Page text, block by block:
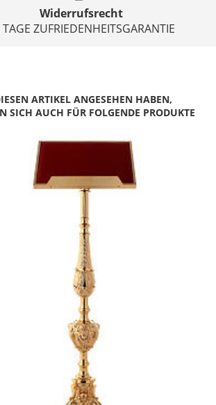
Widerrufsrecht
ZUFRIEDENHEITSGARANTIE
ARTIKEL ANGESEHEN HABEN,
SICH AUCH FÜR FOLGENDE PRODUKTE